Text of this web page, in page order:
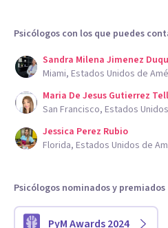
Psicólogos con los que puedes
Sandra Milena Jimenez
Miami, Estados Unidos de
Maria De Jesus Gutierrez
San Francisco, Estados
Jessica Perez Rubio
Florida, Estados Unidos de
Psicólogos nominados y premiados
PyM Awards 2024